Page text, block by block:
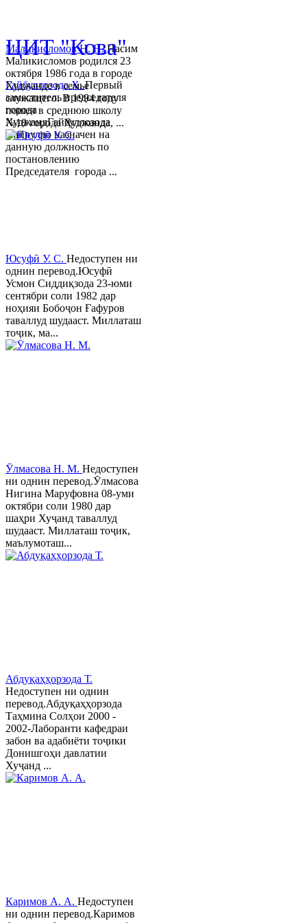
Гайбуллозода Х.Первый
заместитель председателя
города
ХуджандГайбуллозода
Хайрулло назначен на
данную должность по
постановлению
Председателя города ...
Маликисломов Н. Н.Насим
Маликисломов родился 23
октября 1986 года в городе
Худжанде в семье
служащего. В 1994 году
пошел в среднюю школу
№18 города Худжанда, ...
Юсуфӣ У. C. Недоступен ни
однин перевод.Юсуфӣ
Усмон Сиддиқзода 23-юми
сентябри соли 1982 дар
ноҳияи Бобоҷон Ғафуров
таваллуд шудааст. Миллаташ
тоҷик, ма...
Ӯлмасова Н. М. Недоступен
ни однин перевод.Ӯлмасова
Нигина Маруфовна 08-уми
октябри соли 1980 дар
шаҳри Хуҷанд таваллуд
шудааст. Миллаташ тоҷик,
маълумоташ...
Абдуқаҳҳорзода Т.
Недоступен ни однин
перевод.Абдуқаҳҳорзода
Таҳмина Солҳои 2000 -
2002-Лаборанти кафедраи
забон ва адабиёти тоҷики
Донишгоҳи давлатии
Хуҷанд ...
Каримов А. А. Недоступен
ни однин перевод.Каримов
ЦИТ "Кова"